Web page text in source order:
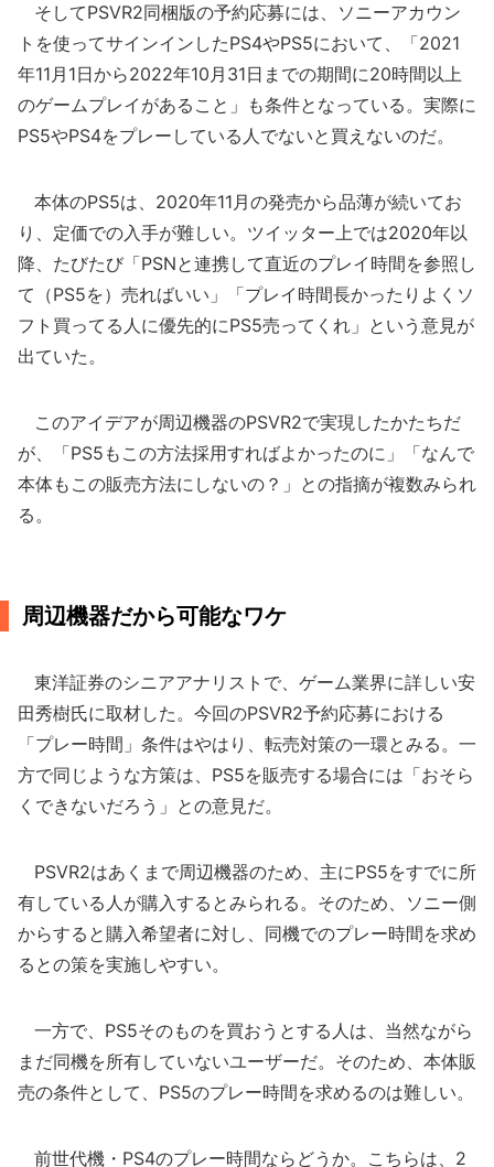
そしてPSVR2同梱版の予約応募には、ソニーアカウン
トを使ってサインインしたPS4やPS5において、「2021
年11月1日から2022年10月31日までの期間に20時間以上
のゲームプレイがあること」も条件となっている。実際に
PS5やPS4をプレーしている人でないと買えないのだ。
本体のPS5は、2020年11月の発売から品薄が続いてお
り、定価での入手が難しい。ツイッター上では2020年以
降、たびたび「PSNと連携して直近のプレイ時間を参照し
て（PS5を）売ればいい」「プレイ時間長かったりよくソ
フト買ってる人に優先的にPS5売ってくれ」という意見が
出ていた。
このアイデアが周辺機器のPSVR2で実現したかたちだ
が、「PS5もこの方法採用すればよかったのに」「なんで
本体もこの販売方法にしないの？」との指摘が複数みられ
る。
周辺機器だから可能なワケ
東洋証券のシニアアナリストで、ゲーム業界に詳しい安
田秀樹氏に取材した。今回のPSVR2予約応募における
「プレー時間」条件はやはり、転売対策の一環とみる。一
方で同じような方策は、PS5を販売する場合には「おそら
くできないだろう」との意見だ。
PSVR2はあくまで周辺機器のため、主にPS5をすでに所
有している人が購入するとみられる。そのため、ソニー側
からすると購入希望者に対し、同機でのプレー時間を求め
るとの策を実施しやすい。
一方で、PS5そのものを買おうとする人は、当然ながら
まだ同機を所有していないユーザーだ。そのため、本体販
売の条件として、PS5のプレー時間を求めるのは難しい。
前世代機・PS4のプレー時間ならどうか。こちらは、2